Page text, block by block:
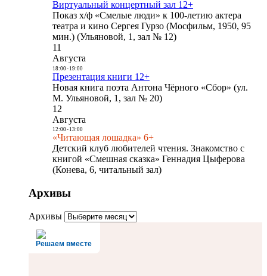
Виртуальный концертный зал 12+
Показ х/ф «Смелые люди» к 100-летию актера
театра и кино Сергея Гурзо (Мосфильм, 1950, 95
мин.) (Ульяновой, 1, зал № 12)
11
Августа
18:00- 19:00
Презентация книги 12+
Новая книга поэта Антона Чёрного «Сбор» (ул.
М. Ульяновой, 1, зал № 20)
12
Августа
12:00- 13:00
«Читающая лошадка» 6+
Детский клуб любителей чтения. Знакомство с
книгой «Смешная сказка» Геннадия Цыферова
(Конева, 6, читальный зал)
Архивы
Архивы
Решаем вместе